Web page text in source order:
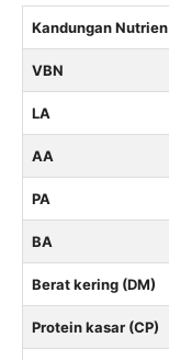
Kandungan Nutrien
VBN
LA
AA
PA
BA
Berat kering (DM)
Protein kasar (CP)